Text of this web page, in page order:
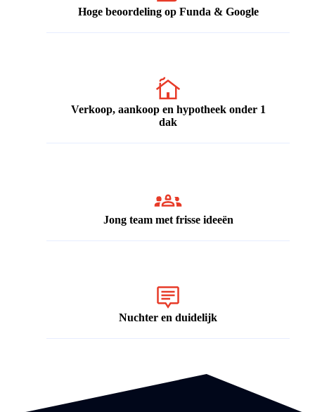
Hoge beoordeling op Funda & Google
Verkoop, aankoop en hypotheek onder 1
dak
Jong team met frisse ideeën
Nuchter en duidelijk